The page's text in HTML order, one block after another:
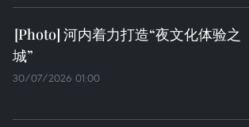
河内着力打造“夜文化体验之
城”
30/07/2026 01:00